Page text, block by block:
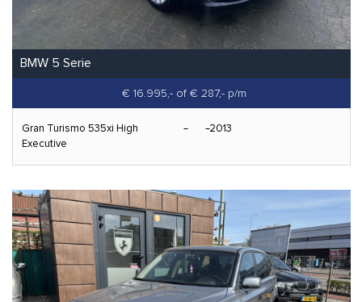
BMW 5 Serie
€ 16.995,- of € 287,- p/m
Gran Turismo 535xi High
Executive
2013